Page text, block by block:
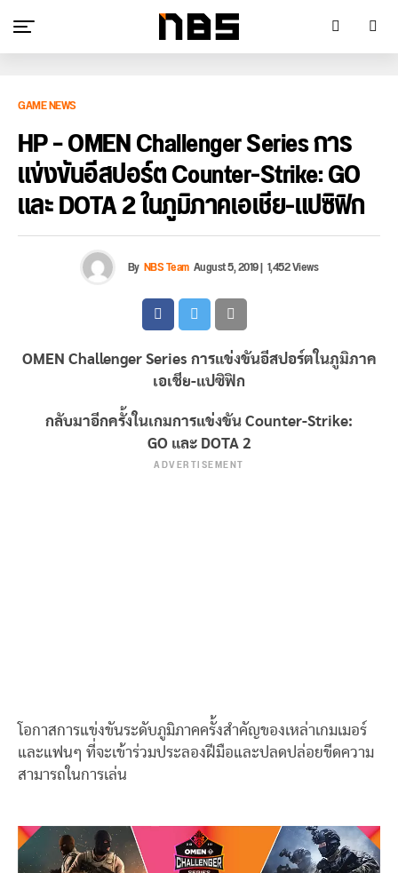
GAME NEWS
HP – OMEN Challenger Series การ
แข่งขันอีสปอร์ต Counter-Strike: GO
และ DOTA 2 ในภูมิภาคเอเชีย-แปซิฟิก
By NBS Team August 5, 2019| 1,452 Views
OMEN Challenger Series การแข่งขันอีสปอร์ตในภูมิภาค
เอเชีย-แปซิฟิก
กลับมาอีกครั้งในเกมการแข่งขัน Counter-Strike:
GO และ DOTA 2
ADVERTISEMENT
โอกาสการแข่งขันระดับภูมิภาคครั้งสำคัญของเหล่าเกมเมอร์
และแฟนๆ ที่จะเข้าร่วมประลองฝีมือและปลดปล่อยขีดความ
สามารถในการเล่น